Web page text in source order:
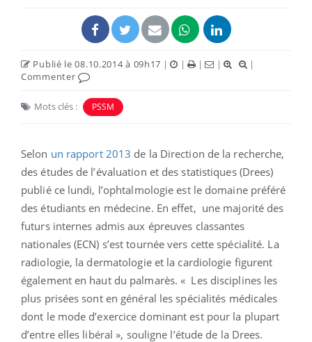
Publié le 08.10.2014 à 09h17 | | | |
|
Commenter
Mots clés : PSSM
Selon un rapport 2013 de la Direction de la recherche,
des études de l’évaluation et des statistiques (Drees)
publié ce lundi, l’ophtalmologie est le domaine préféré
des étudiants en médecine. En effet, une majorité des
futurs internes admis aux épreuves classantes
nationales (ECN) s’est tournée vers cette spécialité. La
radiologie, la dermatologie et la cardiologie figurent
également en haut du palmarès. « Les disciplines les
plus prisées sont en général les spécialités médicales
dont le mode d’exercice dominant est pour la plupart
d’entre elles libéral », souligne l’étude de la Drees.